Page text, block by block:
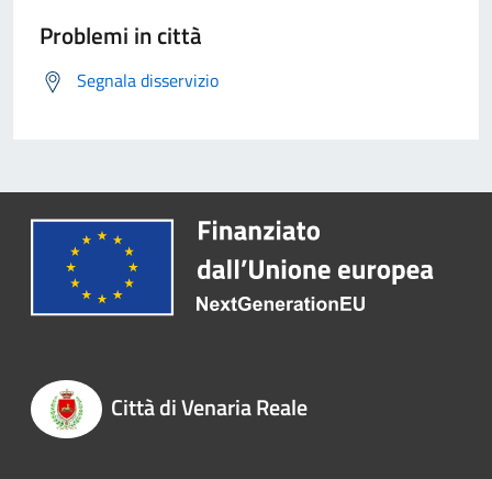
Problemi in città
Segnala disservizio
Città di Venaria Reale